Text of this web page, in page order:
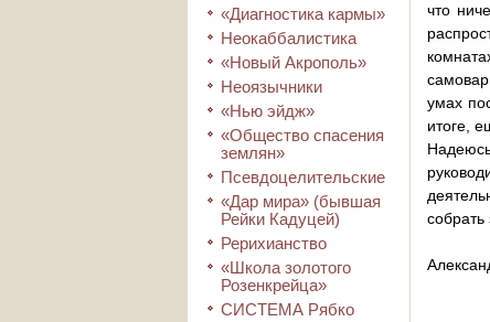
«Диагностика кармы»
Неокаббалистика
«Новый Акрополь»
Неоязычники
«Нью эйдж»
«Общество спасения
землян»
Псевдоцелительские
«Дар мира» (бывшая
Рейки Кадуцей)
Рерихианство
«Школа золотого
Розенкрейца»
СИСТЕМА Рябко
что
умах
итоге,